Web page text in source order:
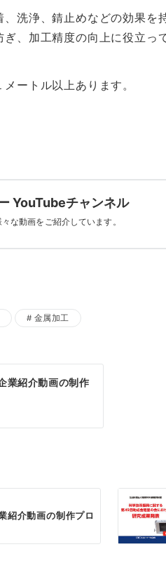
洗浄、錆止めなどの効果を
、加工精度の向上に役立っ
ートル以上あります。
YouTubeチャンネル
な動画をご紹介しています。
金属加工
業紹介動画の制作
紹介動画の制作プロ